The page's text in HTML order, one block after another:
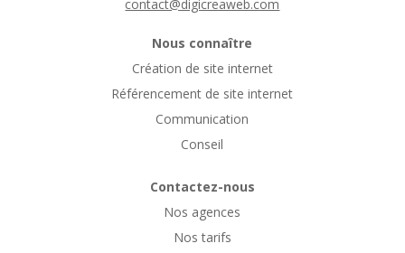
contact@digicreaweb.com
Nous connaître
Création de site internet
Référencement de site internet
Communication
Conseil
Contactez-nous
Nos agences
Nos tarifs